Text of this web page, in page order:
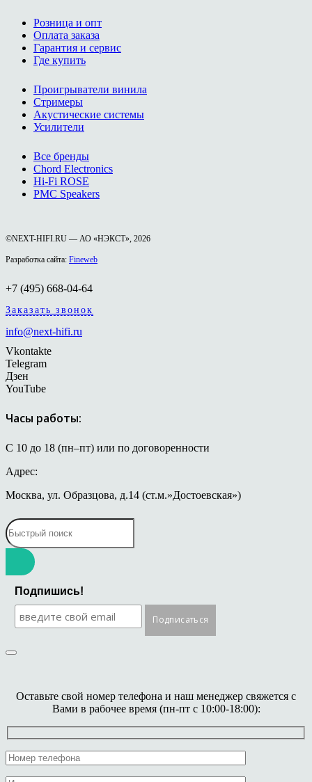
Розница и опт
Оплата заказа
Гарантия и сервис
Где купить
Проигрыватели винила
Стримеры
Акустические системы
Усилители
Все бренды
Chord Electronics
Hi-Fi ROSE
PMC Speakers
©NEXT-HIFI.RU — АО «НЭКСТ», 2026
Разработка сайта: Fineweb
+7 (495) 668-04-64
Заказать звонок
info@next-hifi.ru
Vkontakte
Telegram
Дзен
YouTube
Часы работы:
С 10 до 18 (пн–пт) или по договоренности
Адрес:
Москва, ул. Образцова, д.14 (ст.м.»Достоевская»)
Подпишись!
Оставьте свой номер телефона и наш менеджер свяжется с
Вами в рабочее время (пн-пт с 10:00-18:00):